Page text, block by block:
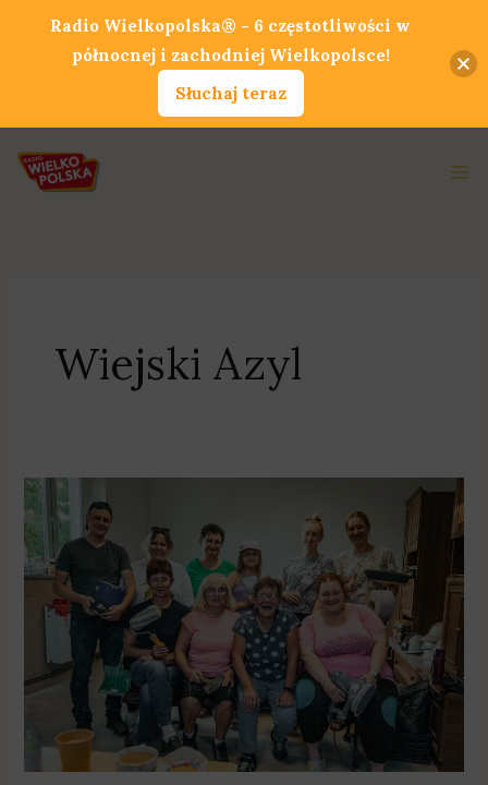
Wiejski Azyl
Stajkowo
tworzy
swój
„Wiejski
Azyl”.
Mieszkańcy
własnymi
rękoma
remontują
salkę
spotkań
Radio Wielkopolska® - 6 częstotliwości w
północnej i zachodniej Wielkopolsce!
Słuchaj teraz